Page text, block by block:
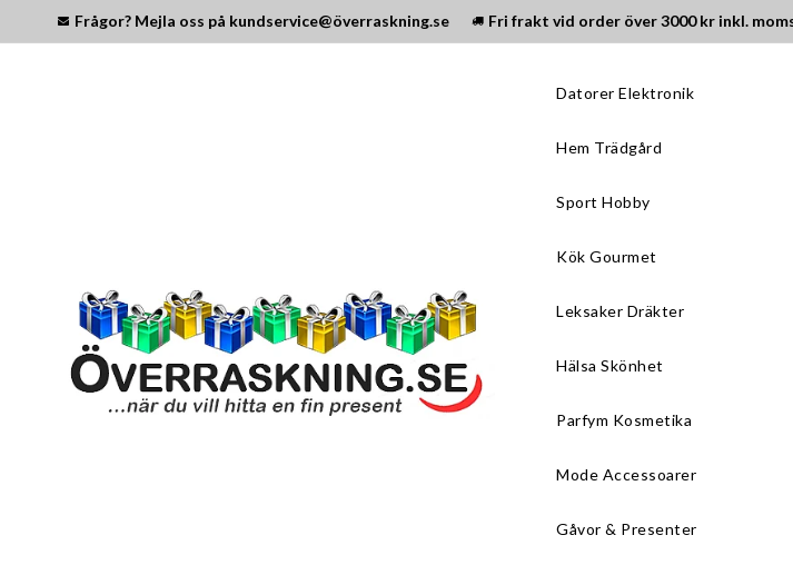
Frågor? Mejla oss på kundservice@överraskning.se Fri frakt vid order över 3000 kr inkl.
Datorer Elektronik
Hem Trädgård
Sport Hobby
Kök Gourmet
Leksaker Dräkter
Hälsa Skönhet
Parfym Kosmetika
Mode Accessoarer
Gåvor & Presenter